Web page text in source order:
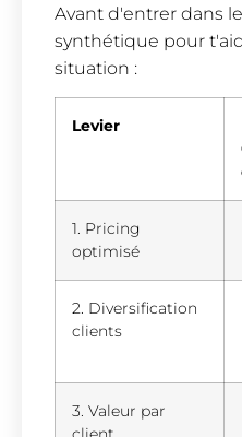
Avant d'entrer dans
synthétique pour
situation :
Levier
1. Pricing
optimisé
2. Diversification
clients
3. Valeur par